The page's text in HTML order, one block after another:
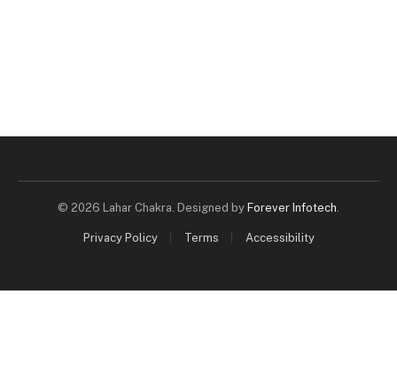
© 2026 Lahar Chakra. Designed by Forever Infotech
Privacy Policy Terms Accessibility